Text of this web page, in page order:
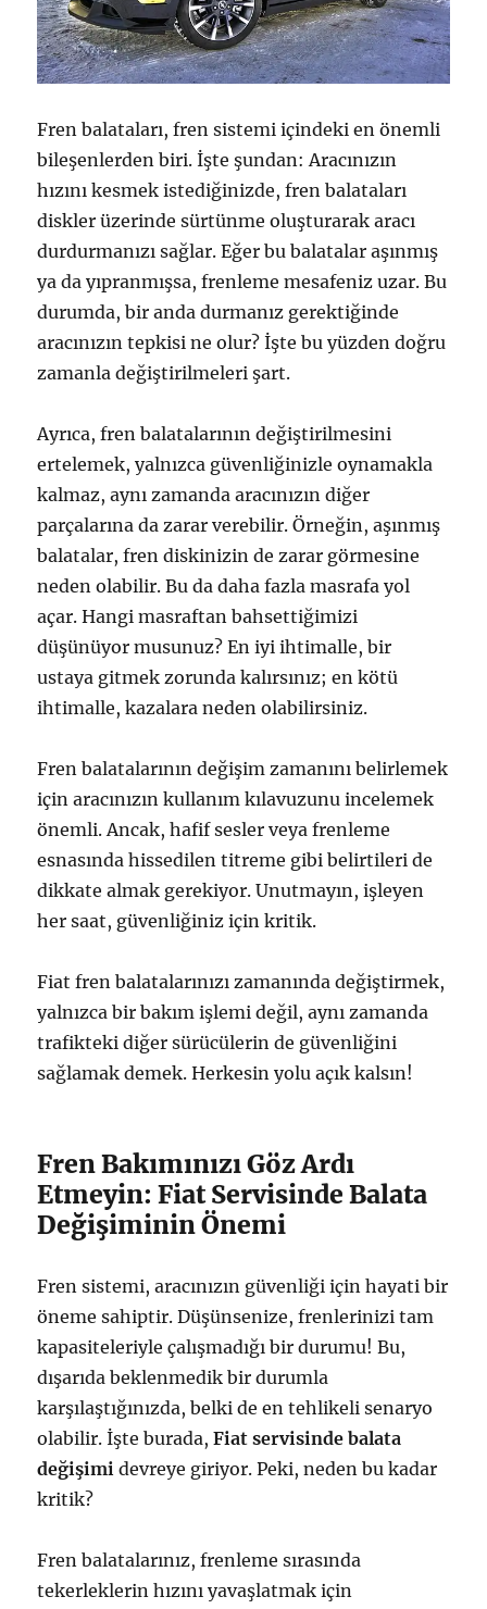
Fren balataları, fren sistemi içindeki en önemli
bileşenlerden biri. İşte şundan: Aracınızın
hızını kesmek istediğinizde, fren balataları
diskler üzerinde sürtünme oluşturarak aracı
durdurmanızı sağlar. Eğer bu balatalar aşınmış
ya da yıpranmışsa, frenleme mesafeniz uzar. Bu
durumda, bir anda durmanız gerektiğinde
aracınızın tepkisi ne olur? İşte bu yüzden doğru
zamanla değiştirilmeleri şart.
Ayrıca, fren balatalarının değiştirilmesini
ertelemek, yalnızca güvenliğinizle oynamakla
kalmaz, aynı zamanda aracınızın diğer
parçalarına da zarar verebilir. Örneğin, aşınmış
balatalar, fren diskinizin de zarar görmesine
neden olabilir. Bu da daha fazla masrafa yol
açar. Hangi masraftan bahsettiğimizi
düşünüyor musunuz? En iyi ihtimalle, bir
ustaya gitmek zorunda kalırsınız; en kötü
ihtimalle, kazalara neden olabilirsiniz.
Fren balatalarının değişim zamanını belirlemek
için aracınızın kullanım kılavuzunu incelemek
önemli. Ancak, hafif sesler veya frenleme
esnasında hissedilen titreme gibi belirtileri de
dikkate almak gerekiyor. Unutmayın, işleyen
her saat, güvenliğiniz için kritik.
Fiat fren balatalarınızı zamanında değiştirmek,
yalnızca bir bakım işlemi değil, aynı zamanda
trafikteki diğer sürücülerin de güvenliğini
sağlamak demek. Herkesin yolu açık kalsın!
Fren Bakımınızı Göz Ardı
Etmeyin: Fiat Servisinde Balata
Değişiminin Önemi
Fren sistemi, aracınızın güvenliği için hayati bir
öneme sahiptir. Düşünsenize, frenlerinizi tam
kapasiteleriyle çalışmadığı bir durumu! Bu,
dışarıda beklenmedik bir durumla
karşılaştığınızda, belki de en tehlikeli senaryo
olabilir. İşte burada,Fiat servisinde balata
değişimi devreye giriyor. Peki, neden bu kadar
kritik?
Fren balatalarınız, frenleme sırasında
tekerleklerin hızını yavaşlatmak için